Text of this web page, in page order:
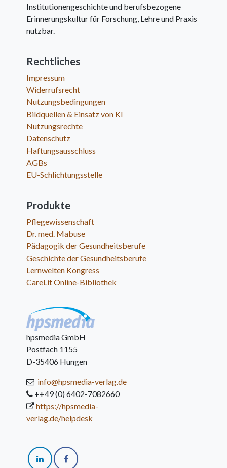
Institutionengeschichte und berufsbezogene
Erinnerungskultur für Forschung, Lehre und Praxis
nutzbar.
Rechtliches
Impressum
Widerrufsrecht
Nutzungsbedingungen
Bildquellen & Einsatz von KI
Nutzungsrechte
Datenschutz
Haftungsausschluss
AGBs
EU-Schlichtungsstelle
Produkte
Pflegewissenschaft
Dr. med. Mabuse
Pädagogik der Gesundheitsberufe
Geschichte der Gesundheitsberufe
Lernwelten Kongress
CareLit Online-Bibliothek
hpsmedia GmbH
Postfach 1155
D-35406 Hungen
info@hpsmedia-verlag.de
++49 (0) 6402-7082660
https://hpsmedia-
verlag.de/helpdesk